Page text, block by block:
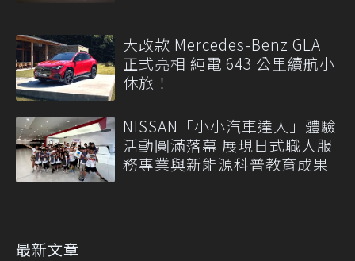
大改款 Mercedes-Benz GLA
正式亮相 純電 643 公里續航小
休旅！
NISSAN「小小汽車達人」體驗
活動圓滿落幕 展現日式職人服
務專業與新能源科普教育成果
最新文章